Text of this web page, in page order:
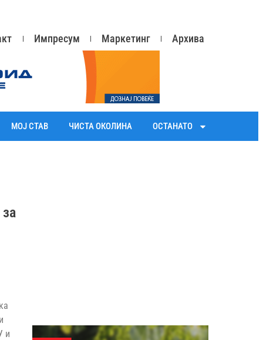
Импресум Маркетинг Архива
МОЈ СТАВ ЧИСТА ОКОЛИНА ОСТАНАТО
и